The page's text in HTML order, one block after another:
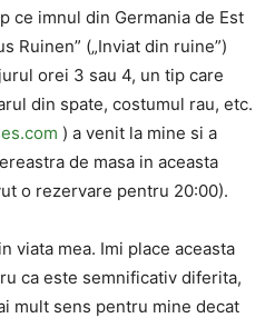
ce imnul din Germania de Est
Ruinen” („Inviat din ruine”)
orei 3 sau 4, un tip care
din spate, costumul rau, etc.
) a venit la mine si a
de masa in aceasta
o rezervare pentru 20:00).
viata mea. Imi place aceasta
ca este semnificativ diferita,
mult sens pentru mine decat